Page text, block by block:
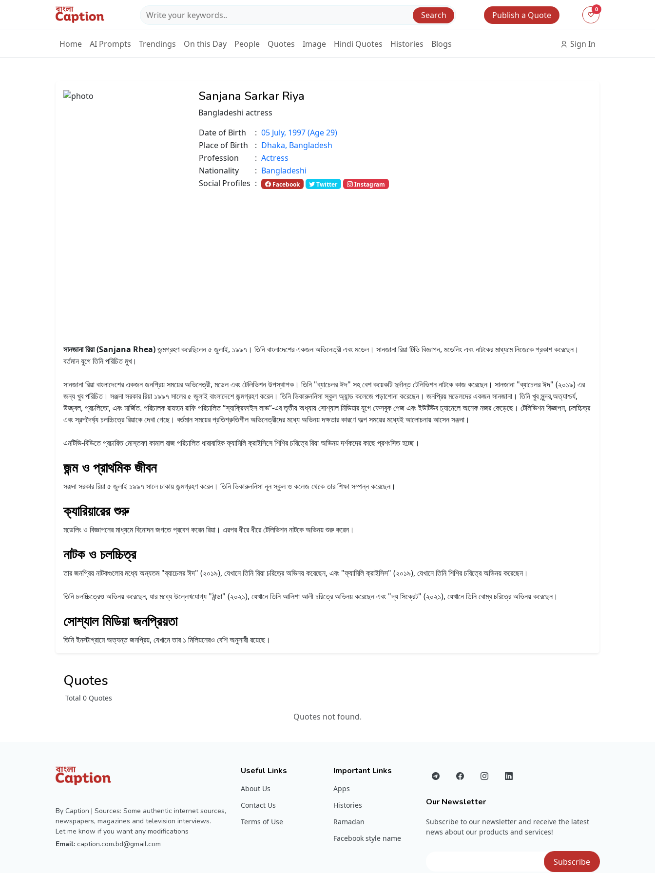
Search Publish a Quote
0
Home AI Prompts Trendings On this Day People Quotes Image Hindi Quotes Histories Blogs Sign In
Sanjana Sarkar Riya
Bangladeshi actress
Date of Birth
: 05 July, 1997 (Age 29)
Place of Birth
: Dhaka, Bangladesh
Profession
: Actress
Nationality
: Bangladeshi
Social Profiles : Facebook Twitter Instagram
সানজানা রিয়া (Sanjana Rhea)জন্মগ্রহণ করেছিলেন ৫ জুলাই, ১৯৯৭। তিনি বাংলাদেশের একজন অভিনেত্রী এবং মডেল। সানজানা রিয়া টিভি বিজ্ঞাপন, মডেলিং এবং নাটকের মাধ্যমে নিজেকে প্রকাশ করেছেন।
বর্তমান যুগে তিনি পরিচিত মুখ।
সানজানা রিয়া বাংলাদেশের একজন জনপ্রিয় সময়ের অভিনেত্রী, মডেল এবং টেলিভিশন উপস্থাপক। তিনি "ব্যাচেলর ঈদ" সহ বেশ কয়েকটি দুর্দান্ত টেলিভিশন নাটকে কাজ করেছেন। সানজানা "ব্যাচেলর ঈদ" (২০১৯) এর
জন্য খুব পরিচিত। সঞ্জনা সরকার রিয়া ১৯৯৭ সালের ৫ জুলাই বাংলাদেশে জন্মগ্রহণ করেন। তিনি ভিকারুননিসা স্কুল অ্যান্ড কলেজে পড়াশোনা করেছেন। জনপ্রিয় মডেলদের একজন সানজানা। তিনি খুব সুন্দর,অত্যাশ্চর্য,
উজ্জ্বল, প্রচলিতো, এবং মার্জিত. পরিচালক রায়হান রাফি পরিচালিত “স্যাক্রিফাইস লাভ”-এর তৃতীয় অধ্যায় সোশ্যাল মিডিয়ার যুগে ফেসবুক পেজ এবং ইউটিউব চ্যানেলে অনেক নজর কেড়েছে। টেলিভিশন বিজ্ঞাপন, চলচ্চিত্র
এবং স্বল্পদৈর্ঘ্য চলচ্চিত্রে রিয়াকে দেখা গেছে। বর্তমান সময়ের প্রতিশ্রুতিশীল অভিনেত্রীদের মধ্যে অভিনয় দক্ষতার কারণে অল্প সময়ের মধ্যেই আলোচনায় আসেন সঞ্জনা।
এনটিভি-বিডিতে প্রচারিত মোস্তফা কামাল রাজ পরিচালিত ধারাবাহিক ফ্যামিলি ক্রাইসিসে শিশির চরিত্রে রিয়া অভিনয় দর্শকদের কাছে প্রশংসিত হচ্ছে।
জন্ম ও প্রাথমিক জীবন
সঞ্জনা সরকার রিয়া ৫ জুলাই ১৯৯৭ সালে ঢাকায় জন্মগ্রহণ করেন। তিনি ভিকারুননিসা নূন স্কুল ও কলেজ থেকে তার শিক্ষা সম্পন্ন করেছেন।
ক্যারিয়ারের শুরু
মডেলিং ও বিজ্ঞাপনের মাধ্যমে বিনোদন জগতে প্রবেশ করেন রিয়া। এরপর ধীরে ধীরে টেলিভিশন নাটকে অভিনয় শুরু করেন।
নাটক ও চলচ্চিত্র
তার জনপ্রিয় নাটকগুলোর মধ্যে অন্যতম "ব্যাচেলর ঈদ" (২০১৯), যেখানে তিনি রিয়া চরিত্রে অভিনয় করেছেন, এবং "ফ্যামিলি ক্রাইসিস" (২০১৯), যেখানে তিনি শিশির চরিত্রে অভিনয় করেছেন।
তিনি চলচ্চিত্রেও অভিনয় করেছেন, যার মধ্যে উল্লেখযোগ্য "ঠান্ডা" (২০২১), যেখানে তিনি আলিশা আলী চরিত্রে অভিনয় করেছেন এবং "দ্য সিক্রেট" (২০২১), যেখানে তিনি বোম্ব চরিত্রে অভিনয় করেছেন।
সোশ্যাল মিডিয়া জনপ্রিয়তা
তিনি ইনস্টাগ্রামে অত্যন্ত জনপ্রিয়, যেখানে তার ১ মিলিয়নেরও বেশি অনুসারী রয়েছে।
Quotes
Total 0 Quotes
Quotes not found.
By Caption | Sources: Some authentic internet sources,
newspapers, magazines and television interviews.
Let me know if you want any modifications
Email: caption.com.bd@gmail.com
Useful Links
About Us
Contact Us
Terms of Use
Important Links
Apps
Histories
Ramadan
Facebook style name
Our Newsletter
Subscribe to our newsletter and receive the latest
news about our products and services!